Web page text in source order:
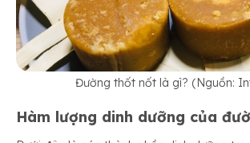
Đường thốt nốt là gì? (Nguồn:
Hàm lượng dinh dưỡng của